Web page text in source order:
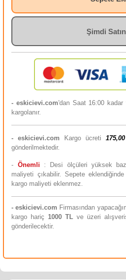
Şimdi
- eskicievi.com'dan Saat 16:00 kadar
kargolanır.
-eskicievi.com Kargo ücreti 175,00
gönderilmektedir.
- Önemli
: Desi ölçüleri yüksek
maliyeti çıkabilir. Sepete
kargo maliyeti eklenmez.
-eskicievi.com Firmasından
kargo hariç1000 TL ve üzeri
gönderilecektir.